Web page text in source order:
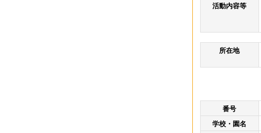
活動内容等
所在地
番号
学校・園名